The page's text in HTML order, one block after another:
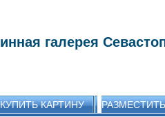
галерея
КУПИТЬ КАРТИНУ